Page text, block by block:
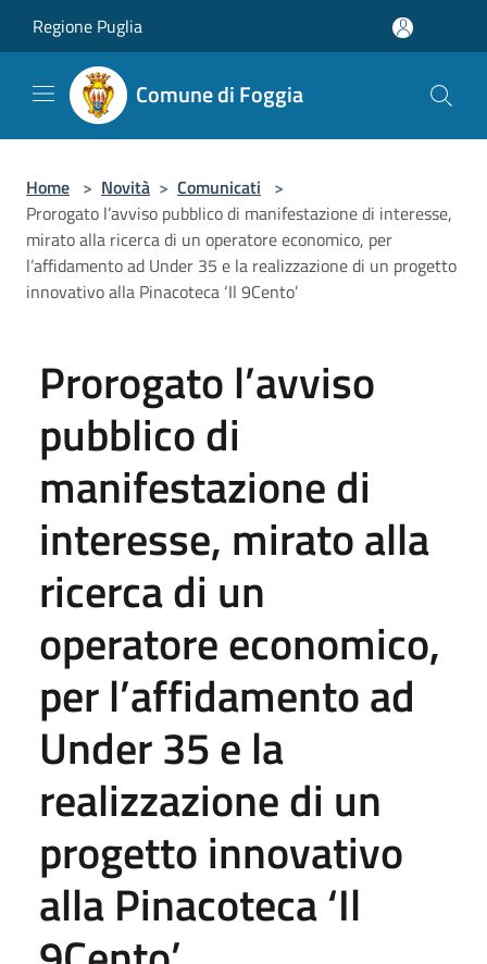
Regione Puglia
Comune di Foggia
Home > Novità > Comunicati >
Prorogato l’avviso pubblico di manifestazione di interesse,
mirato alla ricerca di un operatore economico, per
l’affidamento ad Under 35 e la realizzazione di un progetto
innovativo alla Pinacoteca ‘Il 9Cento’
Prorogato l’avviso
pubblico di
manifestazione di
interesse, mirato alla
ricerca di un
operatore economico,
per l’affidamento ad
Under 35 e la
realizzazione di un
progetto innovativo
alla Pinacoteca ‘Il